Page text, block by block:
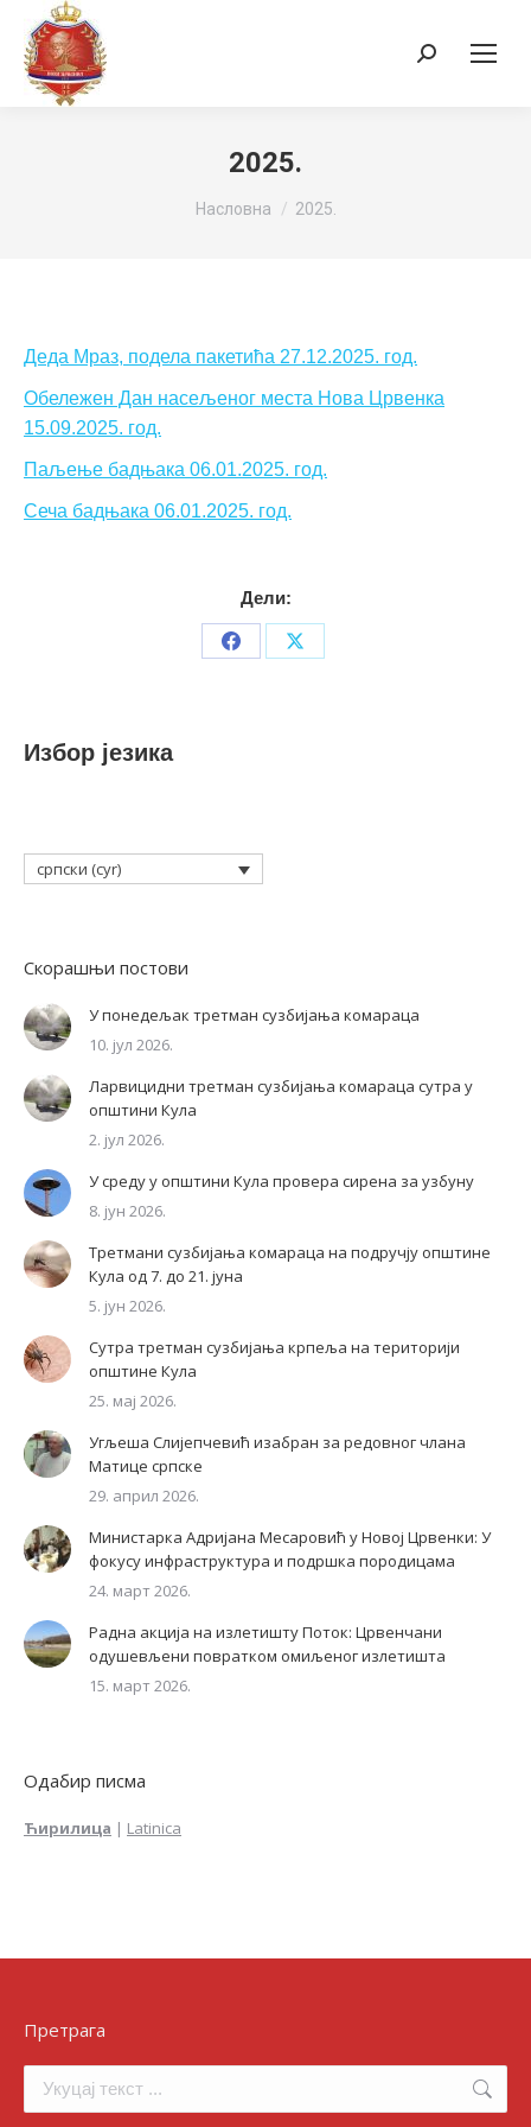
Search:
2025.
You are here:
Насловна 2025.
Деда Мраз, подела пакетића 27.12.2025. год.
Обележен Дан насељеног места Нова Црвенка
15.09.2025. год.
Паљење бадњака 06.01.2025. год.
Сеча бадњака 06.01.2025. год.
Дели:
Share
Share
Избор језика
српски (cyr)
Скорашњи постови
У понедељак третман сузбијања комараца
10. јул 2026.
Ларвицидни третман сузбијања комараца сутра у
општини Кула
2. јул 2026.
У среду у општини Кула провера сирена за узбуну
8. јун 2026.
Третмани сузбијања комараца на подручју општине
Кула од 7. до 21. јуна
5. јун 2026.
Сутра третман сузбијања крпеља на територији
општине Кула
25. мај 2026.
Угљеша Слијепчевић изабран за редовног члана
Матице српске
29. април 2026.
Министарка Адријана Месаровић у Новој Црвенки: У
фокусу инфраструктура и подршка породицама
24. март 2026.
Радна акција на излетишту Поток: Црвенчани
одушевљени повратком омиљеног излетишта
15. март 2026.
Одабир писма
Ћирилица | Latinica
Претрага